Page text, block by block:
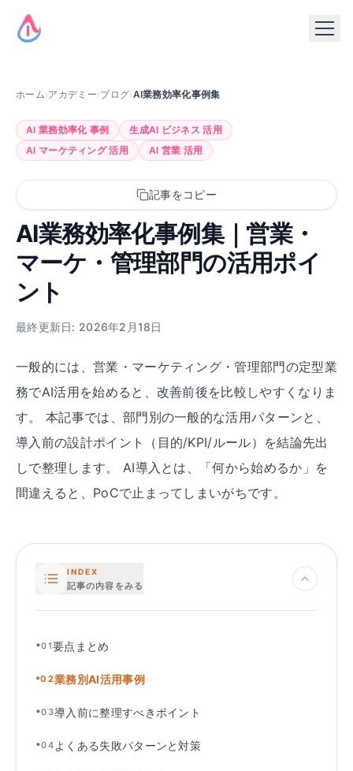
ホーム›アカデミー›ブログ›AI業務効率化事例集
AI 業務効率化 事例
生成AI ビジネス 活用
AI マーケティング 活用
AI 営業 活用
記事をコピー
AI業務効率化事例集｜営業・
マーケ・管理部門の活用ポイ
ント
最終更新日: 2026年2月18日
一般的には、営業・マーケティング・管理部門の定型業
務でAI活用を始めると、改善前後を比較しやすくなりま
す。 本記事では、部門別の一般的な活用パターンと、
導入前の設計ポイント（目的/KPI/ルール）を結論先出
しで整理します。 AI導入とは、「何から始めるか」を
間違えると、PoCで止まってしまいがちです。
INDEX
記事の内容をみる
•01要点まとめ
•02業務別AI活用事例
•03導入前に整理すべきポイント
•04 よくある失敗パターンと対策